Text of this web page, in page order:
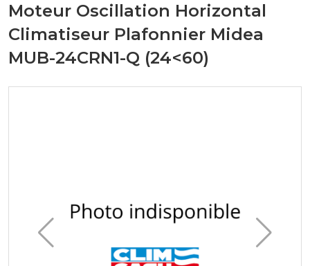
Moteur Oscillation Horizontal
Climatiseur Plafonnier Midea
MUB-24CRN1-Q (24<60)